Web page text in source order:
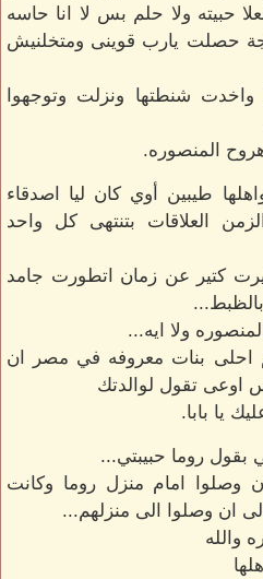
حبيته ولا حلم بس لا انا حاسه
حصلت يارب قوينى ومتخلنيش
شنطتها ونزلت وتوجهوا
المنصوره.
طيبين أوي كان ليا اصدقاء
العلاقات بتنتهى كل واحد
كتير عن زمان اتطورت جامد
ولا ايه...
بنات معروفه في مصر ان
اوعى تقول لوالدتك
يا بابا.
بقول روما حبيبتي...
وصلوا امام منزل روما وكانت
ان وصلوا الى منزلهم...
والله